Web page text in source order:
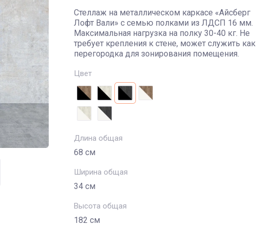
Стеллаж на металлическом каркасе «Айсберг
Лофт Вали» с семью полками из ЛДСП 16 мм.
Максимальная нагрузка на полку 30-40 кг. Не
требует крепления к стене, может служить как
перегородка для зонирования помещения.
Цвет
Длина общая
68 см
Ширина общая
34 см
Высота общая
182 см